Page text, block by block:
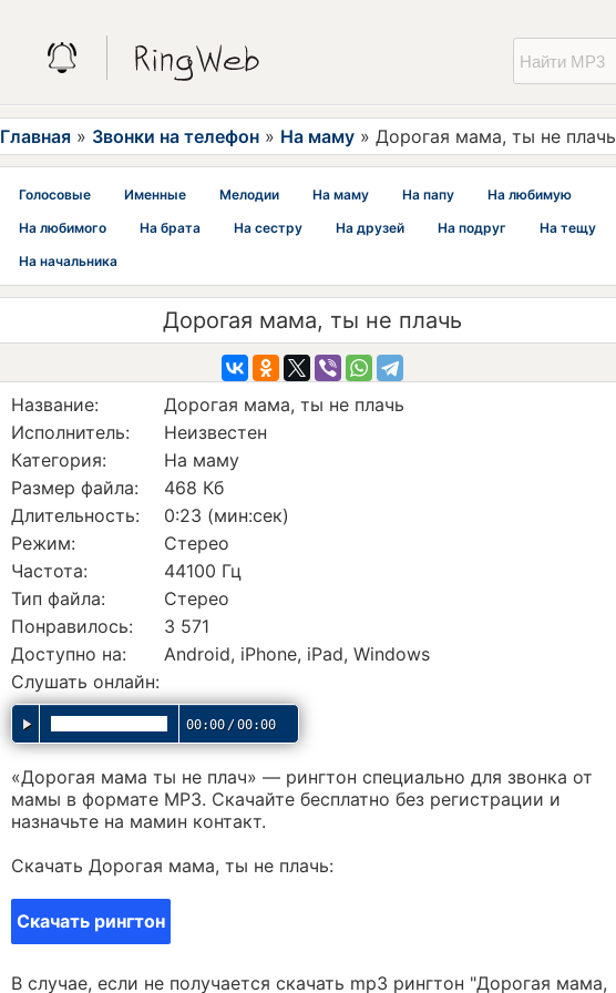
Главная» Звонки на телефон» На маму» Дорогая мама, ты не плачь
Голосовые Именные Мелодии На маму На папу
На любимую
На любимого
На брата На сестру На друзей На подруг
На тещу
На начальника
Дорогая мама, ты не плачь
Название:
Дорогая мама, ты не плачь
Исполнитель:
Неизвестен
Категория:
На маму
Размер файла:
468 Кб
Длительность:
0:23 (мин:сек)
Режим:
Стерео
Частота:
44100 Гц
Тип файла:
Стерео
Понравилось:
3 571
Доступно на:
Android, iPhone, iPad, Windows
Слушать онлайн:
00:00 /00:00
«Дорогая мама ты не плач» — рингтон специально для звонка от
мамы в формате MP3. Скачайте бесплатно без регистрации и
назначьте на мамин контакт.
Скачать Дорогая мама, ты не плачь:
Скачать рингтон
В случае, если не получается скачать mp3 рингтон "Дорогая мама,